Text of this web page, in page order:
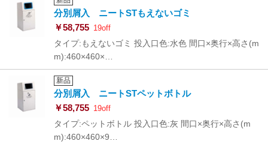
分別屑入 ニートSTもえないゴミ
￥58,755 19off
タイプ:もえないゴミ 投入口色:水色 間口×奥行×高さ(m
m):460×460×…
新品
分別屑入 ニートSTペットボトル
￥58,755 19off
タイプ:ペットボトル 投入口色:灰 間口×奥行×高さ(m
m):460×460×9…